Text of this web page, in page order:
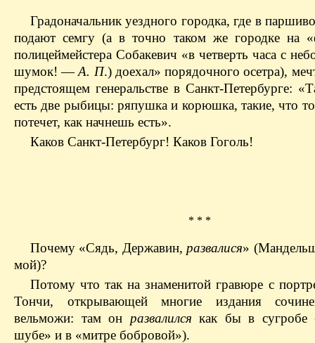
Градоначальник уездного городка, где в
подают семгу (а в точно таком же городке на
полицеймейстера Собакевич «в четверть часа с
шумок! —А. П.) доехал» порядочного осетра),
предстоящем генеральстве в Санкт-Петербурге:
есть две рыбицы: ряпушка и корюшка, такие, что
потечет, как начнешь есть».
Каков Санкт-Петербург! Каков Гоголь!
* * *
Почему «Сядь, Державин, развалися»
мой)?
Потому что так на знаменитой гравюре с
Тончи, открывающей многие издания
вельможи: там он развалился как бы в сугробе
шубе» и в «митре бобровой»).